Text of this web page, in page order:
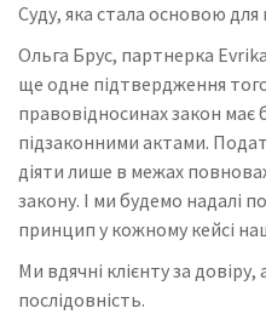
Суду, яка стала основою
Ольга Брус, партнерка
ще одне підтвердження
правовідносинах закон має
підзаконними актами.
діяти лише в межах
закону. І ми будемо надалі
принцип у кожному кейсі
Ми вдячні клієнту за
послідовність.